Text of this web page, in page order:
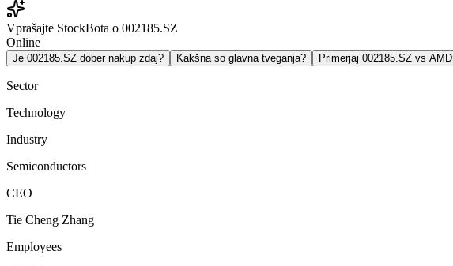
Vprašajte StockBota o 002185.SZ
Online
Je 002185.SZ dober nakup zdaj? Kakšna so glavna tveganja? Primerjaj 002185.SZ vs AMD
Sector
Technology
Industry
Semiconductors
CEO
Tie Cheng Zhang
Employees